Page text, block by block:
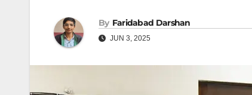
By Faridabad Darshan
JUN 3, 2025